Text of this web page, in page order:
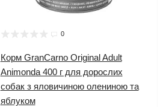
0
Корм GranCarno Original Adult
Animonda 400 г для дорослих
собак з яловичиною олениною та
яблуком